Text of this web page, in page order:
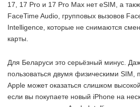
17, 17 Pro и 17 Pro Max нет eSIM, а
FaceTime Audio, групповых вызовов
Intelligence, которые не снимаются
карты.
Для Беларуси это серьёзный минус.
пользоваться двумя физическими SIM,
Apple может оказаться слишком
если вы покупаете новый iPhone на